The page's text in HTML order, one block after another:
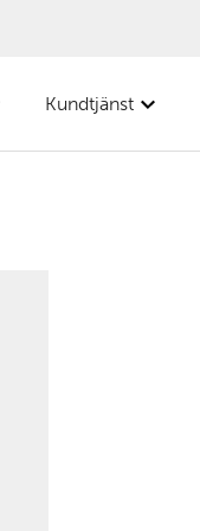
Kundtjänst